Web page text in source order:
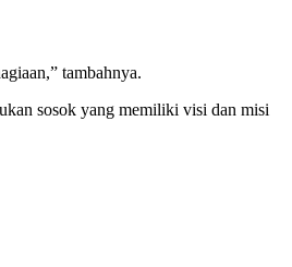
tambahnya.
sosok yang memiliki visi dan misi